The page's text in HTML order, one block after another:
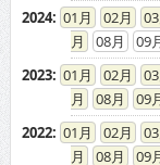
2024: 01 02 03
08
09
2023: 01 02 03
08
09
2022: 01 02 03
08
09